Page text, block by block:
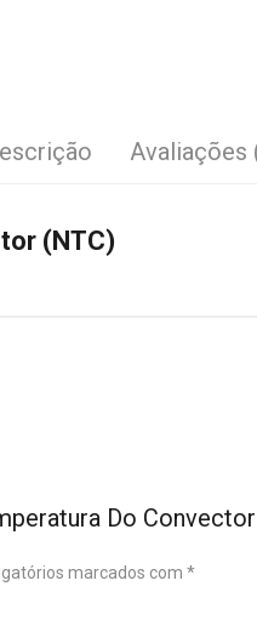
Avaliações
(NTC)
Do
marcados com *